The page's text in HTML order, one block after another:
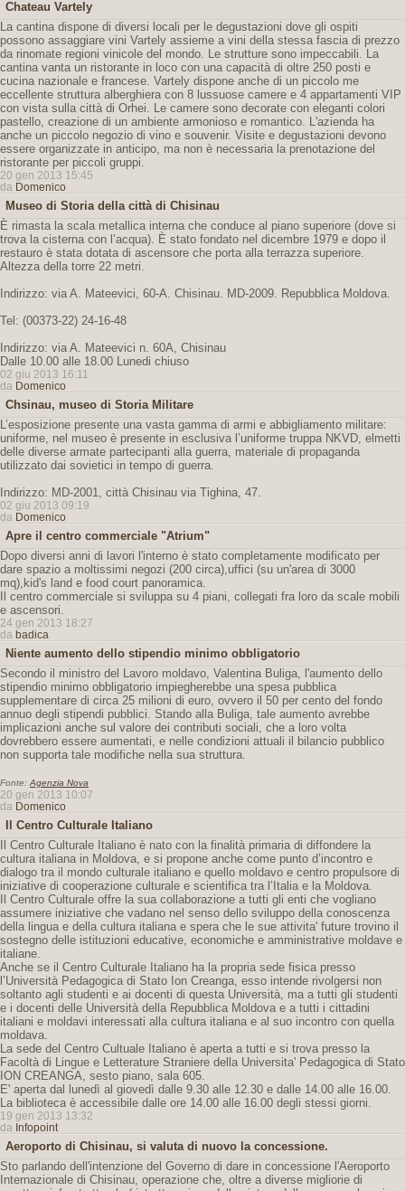
Chateau Vartely
La cantina dispone di diversi locali per le degustazioni dove gli ospiti
possono assaggiare vini Vartely assieme a vini della stessa fascia di prezzo
da rinomate regioni vinicole del mondo. Le strutture sono impeccabili. La
cantina vanta un ristorante in loco con una capacità di oltre 250 posti e
cucina nazionale e francese. Vartely dispone anche di un piccolo me
eccellente struttura alberghiera con 8 lussuose camere e 4 appartamenti VIP
con vista sulla città di Orhei. Le camere sono decorate con eleganti colori
pastello, creazione di un ambiente armonioso e romantico. L'azienda ha
anche un piccolo negozio di vino e souvenir. Visite e degustazioni devono
essere organizzate in anticipo, ma non è necessaria la prenotazione del
ristorante per piccoli gruppi.
20 gen 2013 15:45
da Domenico
Museo di Storia della città di Chisinau
È rimasta la scala metallica interna che conduce al piano superiore (dove si
trova la cisterna con l’acqua). È stato fondato nel dicembre 1979 e dopo il
restauro è stata dotata di ascensore che porta alla terrazza superiore.
Altezza della torre 22 metri.
Indirizzo: via A. Mateevici, 60-A. Chisinau. MD-2009. Repubblica Moldova.
Tel: (00373-22) 24-16-48
Indirizzo: via A. Mateevici n. 60A, Chisinau
Dalle 10.00 alle 18.00 Lunedi chiuso
02 giu 2013 16:11
da Domenico
Chsinau, museo di Storia Militare
L’esposizione presente una vasta gamma di armi e abbigliamento militare:
uniforme, nel museo è presente in esclusiva l’uniforme truppa NKVD, elmetti
delle diverse armate partecipanti alla guerra, materiale di propaganda
utilizzato dai sovietici in tempo di guerra.
Indirizzo: MD-2001, città Chisinau via Tighina, 47.
02 giu 2013 09:19
da Domenico
Apre il centro commerciale "Atrium"
Dopo diversi anni di lavori l'interno è stato completamente modificato per
dare spazio a moltissimi negozi (200 circa),uffici (su un'area di 3000
mq),kid's land e food court panoramica.
Il centro commerciale si sviluppa su 4 piani, collegati fra loro da scale mobili
e ascensori.
24 gen 2013 18:27
da badica
Niente aumento dello stipendio minimo obbligatorio
Secondo il ministro del Lavoro moldavo, Valentina Buliga, l'aumento dello
stipendio minimo obbligatorio impiegherebbe una spesa pubblica
supplementare di circa 25 milioni di euro, ovvero il 50 per cento del fondo
annuo degli stipendi pubblici. Stando alla Buliga, tale aumento avrebbe
implicazioni anche sul valore dei contributi sociali, che a loro volta
dovrebbero essere aumentati, e nelle condizioni attuali il bilancio pubblico
non supporta tale modifiche nella sua struttura.
Fonte: Agenzia Nova
20 gen 2013 10:07
da Domenico
Il Centro Culturale Italiano
Il Centro Culturale Italiano è nato con la finalità primaria di diffondere la
cultura italiana in Moldova, e si propone anche come punto d’incontro e
dialogo tra il mondo culturale italiano e quello moldavo e centro propulsore di
iniziative di cooperazione culturale e scientifica tra l’Italia e la Moldova.
Il Centro Culturale offre la sua collaborazione a tutti gli enti che vogliano
assumere iniziative che vadano nel senso dello sviluppo della conoscenza
della lingua e della cultura italiana e spera che le sue attivita' future trovino il
sostegno delle istituzioni educative, economiche e amministrative moldave e
italiane.
Anche se il Centro Culturale Italiano ha la propria sede fisica presso
l’Università Pedagogica di Stato Ion Creanga, esso intende rivolgersi non
soltanto agli studenti e ai docenti di questa Università, ma a tutti gli studenti
e i docenti delle Università della Repubblica Moldova e a tutti i cittadini
italiani e moldavi interessati alla cultura italiana e al suo incontro con quella
moldava.
La sede del Centro Cultuale Italiano è aperta a tutti e si trova presso la
Facoltà di Lingue e Letterature Straniere della Universita' Pedagogica di Stato
ION CREANGA, sesto piano, sala 605.
E' aperta dal lunedì al giovedì dalle 9.30 alle 12.30 e dalle 14.00 alle 16.00.
La biblioteca è accessibile dalle ore 14.00 alle 16.00 degli stessi giorni.
19 gen 2013 13:32
da Infopoint
Aeroporto di Chisinau, si valuta di nuovo la concessione.
Sto parlando dell'intenzione del Governo di dare in concessione l'Aeroporto
Internazionale di Chisinau, operazione che, oltre a diverse migliorie di